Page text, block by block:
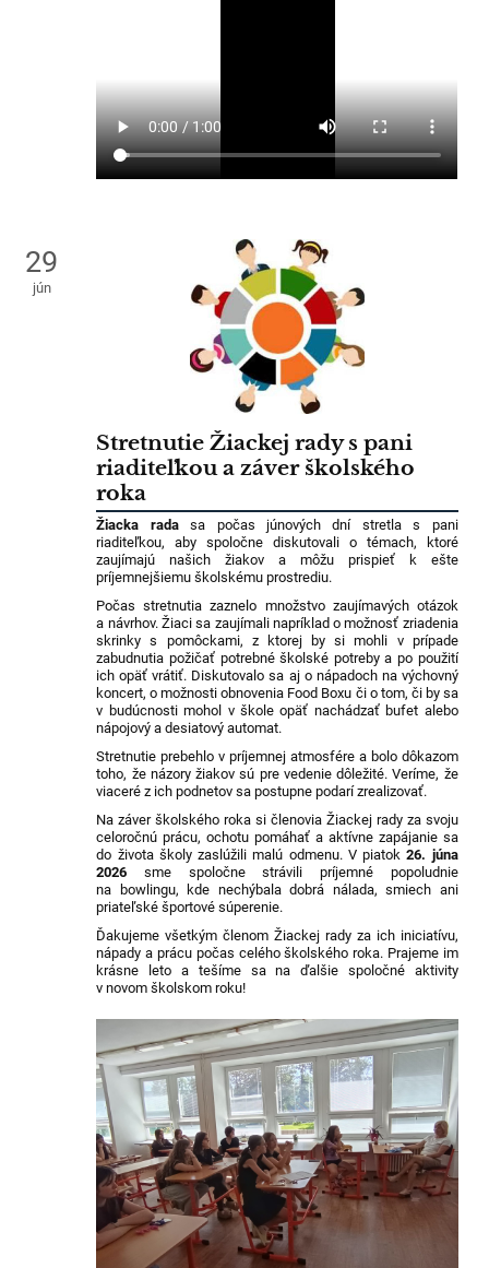
29
jún
Stretnutie Žiackej rady s pani
riaditeľkou a záver školského
roka
Žiacka radasa počas júnových dní stretla s pani
riaditeľkou, aby spoločne diskutovali o témach, ktoré
zaujímajú našich žiakov a môžu prispieť k ešte
príjemnejšiemu školskému prostrediu.
Počas stretnutia zaznelo množstvo zaujímavých otázok
a návrhov. Žiaci sa zaujímali napríklad o možnosť zriadenia
skrinky s pomôckami, z ktorej by si mohli v prípade
zabudnutia požičať potrebné školské potreby a po použití
ich opäť vrátiť. Diskutovalo sa aj o nápadoch na výchovný
koncert, o možnosti obnovenia Food Boxu či o tom, či by sa
v budúcnosti mohol v škole opäť nachádzať bufet alebo
nápojový a desiatový automat.
Stretnutie prebehlo v príjemnej atmosfére a bolo dôkazom
toho, že názory žiakov sú pre vedenie dôležité. Veríme, že
viaceré z ich podnetov sa postupne podarí zrealizovať.
Na záver školského roka si členovia Žiackej rady za svoju
celoročnú prácu, ochotu pomáhať a aktívne zapájanie sa
do života školy zaslúžili malú odmenu. V piatok26. júna
2026 sme spoločne strávili príjemné popoludnie
na bowlingu, kde nechýbala dobrá nálada, smiech ani
priateľské športové súperenie.
Ďakujeme všetkým členom Žiackej rady za ich iniciatívu,
nápady a prácu počas celého školského roka. Prajeme im
krásne leto a tešíme sa na ďalšie spoločné aktivity
v novom školskom roku!